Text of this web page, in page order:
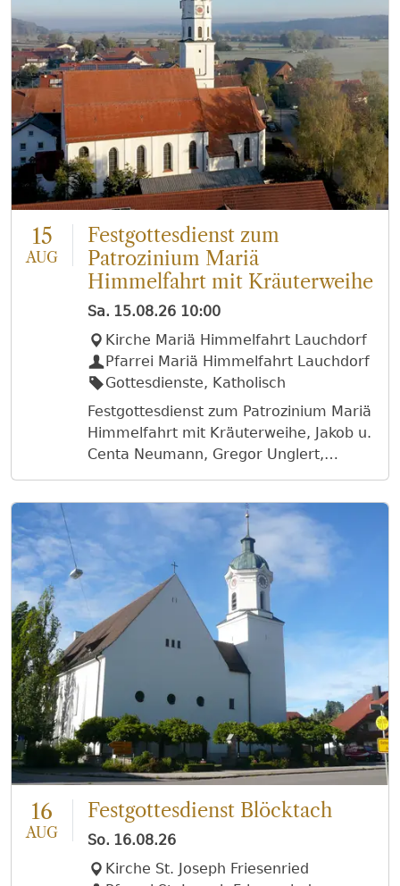
15
AUG
Festgottesdienst zum
Patrozinium Mariä
Himmelfahrt mit Kräuterweihe
Sa. 15.08.26 10:00
Kirche Mariä Himmelfahrt Lauchdorf
Pfarrei Mariä Himmelfahrt Lauchdorf
Gottesdienste, Katholisch
Festgottesdienst zum Patrozinium Mariä
Himmelfahrt mit Kräuterweihe, Jakob u.
Centa Neumann, Gregor Unglert,
Josef Zech (JaM), Maria u. Wilhelm
Altheimer, Erika Happel
16
AUG
Festgottesdienst Blöcktach
So. 16.08.26
Kirche St. Joseph Friesenried